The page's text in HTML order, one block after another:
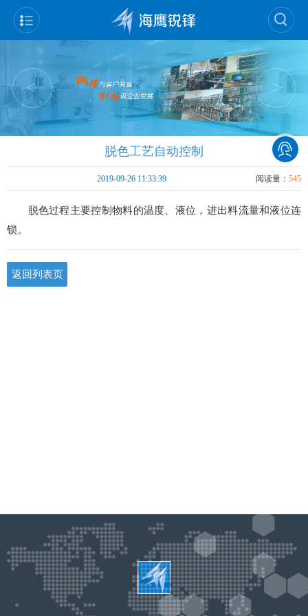
< >
脱色工艺自动控制
阅读量： 545
2019-09-26 11:33:39
脱色过程主要控制物料的温度、液位，进出料流量和液位连
锁。
返回列表页